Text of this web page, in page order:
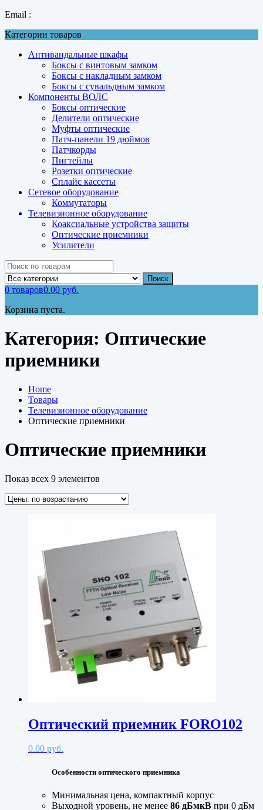
Email :
Категории товаров
Антивандальные шкафы
Боксы с винтовым замком
Боксы с накладным замком
Боксы с сувальдным замком
Компоненты ВОЛС
Боксы оптические
Делители оптические
Муфты оптические
Патч-панели 19 дюймов
Патчкорды
Пигтейлы
Розетки оптические
Сплайс кассеты
Сетевое оборудование
Коммутаторы
Телевизионное оборудование
Коаксиальные устройства защиты
Оптические приемники
Усилители
Поиск
0 товаров0.00 руб.
Корзина пуста.
Категория: Оптические
приемники
Home
Товары
Телевизионное оборудование
Оптические приемники
Оптические приемники
Показ всех 9 элементов
Оптический приемник FORO102
0.00 руб.
Особенности оптического приемника
Минимальная цена, компактный корпус
Выходной уровень, не менее 86 дБмкВ при 0 дБм